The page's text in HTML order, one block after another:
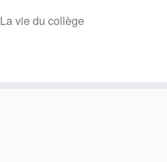
La vie du collège